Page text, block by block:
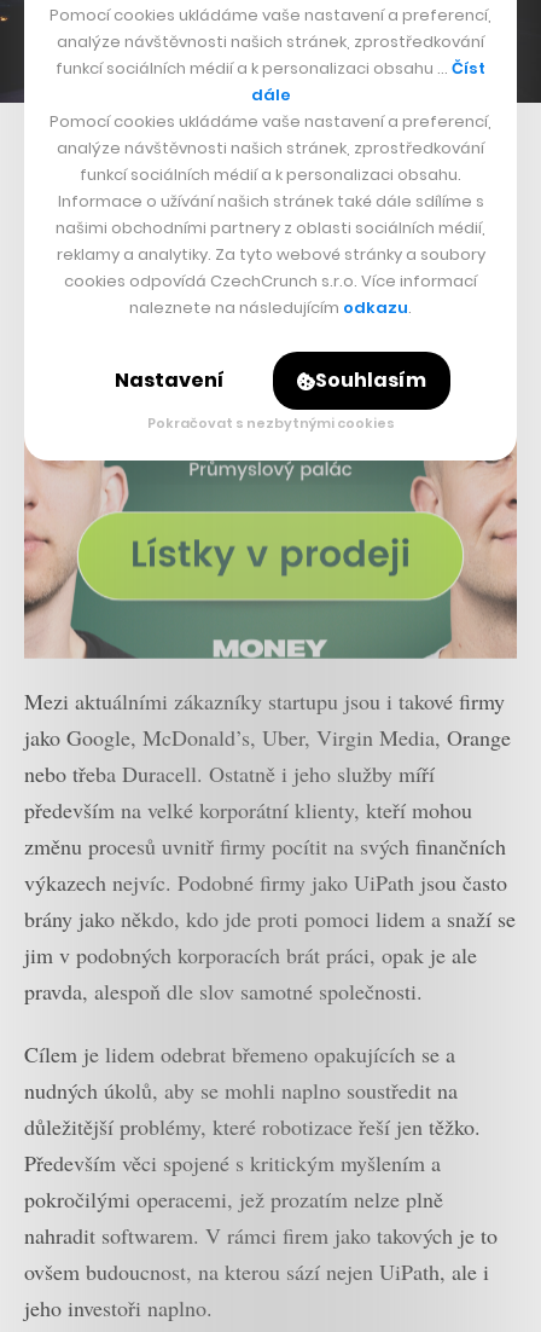
Kanceláře rumunského startupu UiPath
Mezi aktuálními zákazníky startupu jsou i takové firmy
jako Google, McDonald’s, Uber, Virgin Media, Orange
nebo třeba Duracell. Ostatně i jeho služby míří
především na velké korporátní klienty, kteří mohou
změnu procesů uvnitř firmy pocítit na svých finančních
výkazech nejvíc. Podobné firmy jako UiPath jsou často
brány jako někdo, kdo jde proti pomoci lidem a snaží se
jim v podobných korporacích brát práci, opak je ale
pravda, alespoň dle slov samotné společnosti.
Cílem je lidem odebrat břemeno opakujících se a
nudných úkolů, aby se mohli naplno soustředit na
důležitější problémy, které robotizace řeší jen těžko.
Především věci spojené s kritickým myšlením a
pokročilými operacemi, jež prozatím nelze plně
nahradit softwarem. V rámci firem jako takových je to
ovšem budoucnost, na kterou sází nejen UiPath, ale i
jeho investoři naplno.
Pomocí cookies ukládáme vaše nastavení a preferencí,
analýze návštěvnosti našich stránek, zprostředkování
funkcí sociálních médií a k personalizaci obsahu … Číst
dále
Pomocí cookies ukládáme vaše nastavení a preferencí,
analýze návštěvnosti našich stránek, zprostředkování
funkcí sociálních médií a k personalizaci obsahu.
Informace o užívání našich stránek také dále sdílíme s
našimi obchodními partnery z oblasti sociálních médií,
reklamy a analytiky. Za tyto webové stránky a soubory
cookies odpovídá CzechCrunch s.r.o. Více informací
naleznete na následujícím odkazu.
Nastavení Souhlasím
Pokračovat s nezbytnými cookies